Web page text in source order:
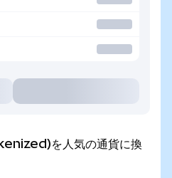
を人気の通貨に換